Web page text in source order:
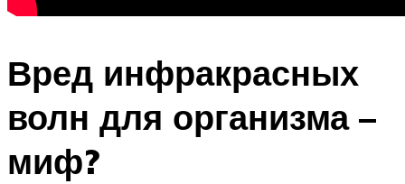
Вред инфракрасных
волн для организма –
миф?